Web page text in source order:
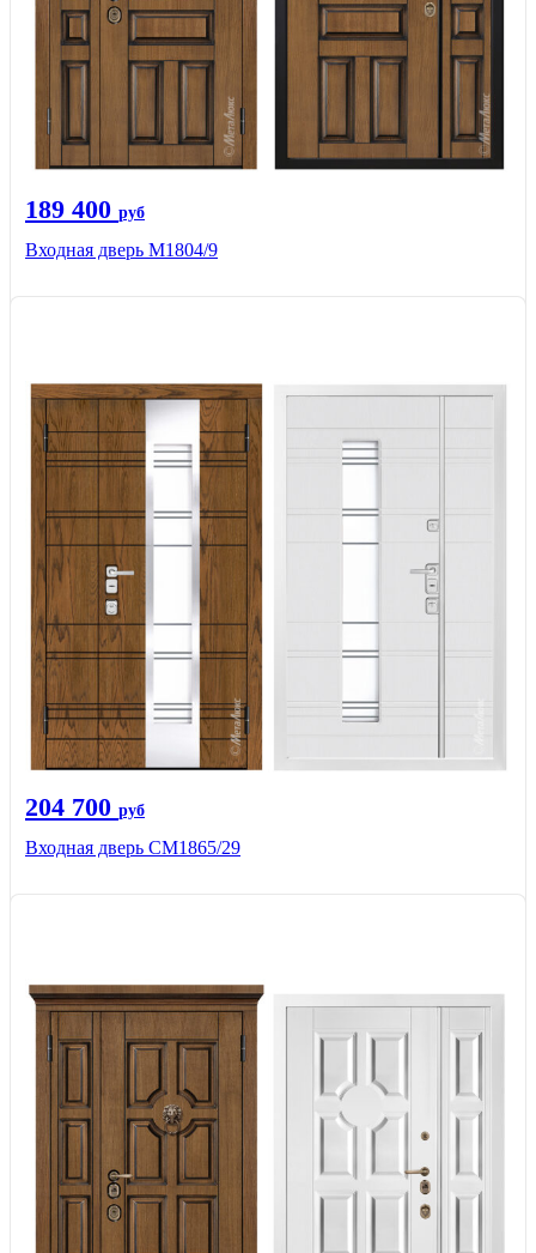
189 400 руб
Входная дверь М1804/9
204 700 руб
Входная дверь СМ1865/29